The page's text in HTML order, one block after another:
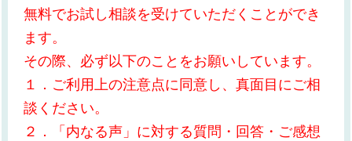
無料でお試し相談を受けていただくことができ
ます。
その際、必ず以下のことをお願いしています。
１．ご利用上の注意点に同意し、真面目にご相
談ください。
２．「内なる声」に対する質問・回答・ご感想